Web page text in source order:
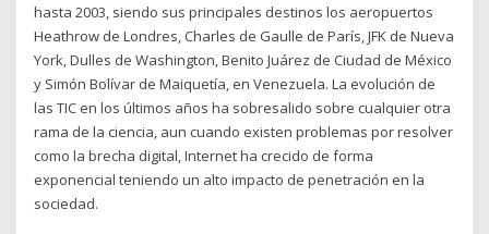
hasta 2003, siendo sus principales destinos los aeropuertos
Heathrow de Londres, Charles de Gaulle de París, JFK de Nueva
York, Dulles de Washington, Benito Juárez de Ciudad de México
y Simón Bolívar de Maiquetía, en Venezuela. La evolución de
las TIC en los últimos años ha sobresalido sobre cualquier otra
rama de la ciencia, aun cuando existen problemas por resolver
como la brecha digital, Internet ha crecido de forma
exponencial teniendo un alto impacto de penetración en la
sociedad.